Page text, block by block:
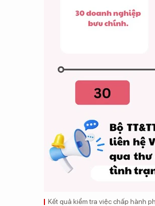
Kết quả kiểm tra việc chấp hành